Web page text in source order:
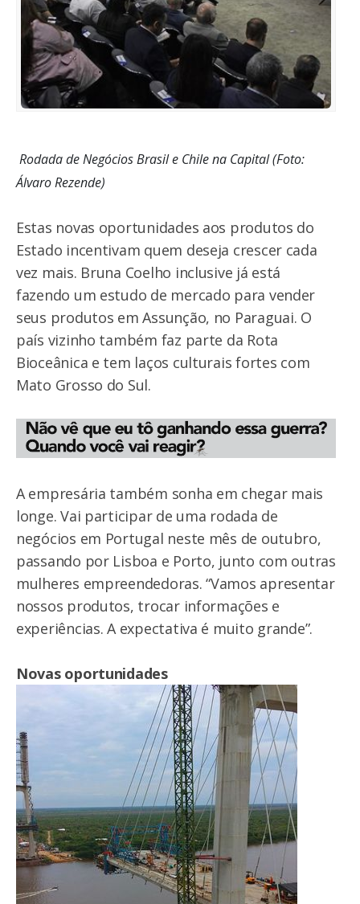
Rodada de Negócios Brasil e Chile na Capital (Foto:
Álvaro Rezende)
Estas novas oportunidades aos produtos do
Estado incentivam quem deseja crescer cada
vez mais. Bruna Coelho inclusive já está
fazendo um estudo de mercado para vender
seus produtos em Assunção, no Paraguai. O
país vizinho também faz parte da Rota
Bioceânica e tem laços culturais fortes com
Mato Grosso do Sul.
A empresária também sonha em chegar mais
longe. Vai participar de uma rodada de
negócios em Portugal neste mês de outubro,
passando por Lisboa e Porto, junto com outras
mulheres empreendedoras. “Vamos apresentar
nossos produtos, trocar informações e
experiências. A expectativa é muito grande”.
Novas oportunidades